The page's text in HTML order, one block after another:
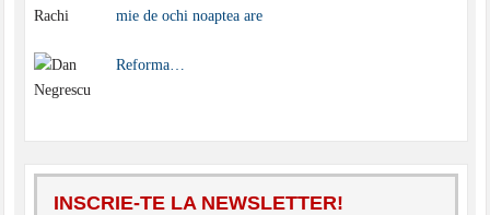
mie de ochi noaptea are
Reforma…
INSCRIE-TE LA NEWSLETTER!